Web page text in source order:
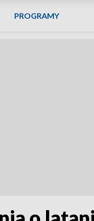
PROGRAMY